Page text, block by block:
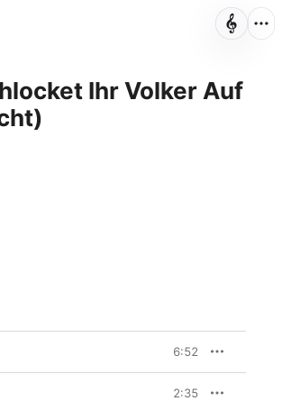
Ihr Volker Auf
6:52
2:35